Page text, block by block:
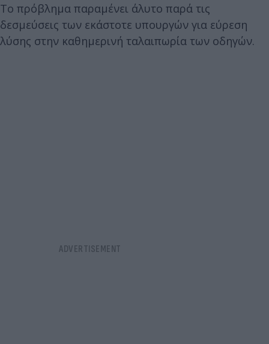
Το πρόβλημα παραμένει άλυτο παρά τις
δεσμεύσεις των εκάστοτε υπουργών για εύρεση
λύσης στην καθημερινή ταλαιπωρία των οδηγών.